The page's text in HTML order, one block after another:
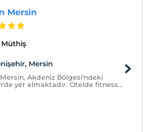
Mersin
Müthiş
Mersin
Akdeniz Bölgesi'ndeki
yer almaktadır. Otelde fitness